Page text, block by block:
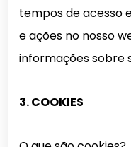
tempos de acesso
e ações no nosso
informações sobre
3. COOKIES